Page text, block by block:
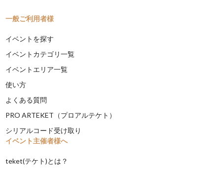
一般ご利用者様
イベントを探す
イベントカテゴリ一覧
イベントエリア一覧
使い方
よくある質問
PRO ARTEKET（プロアルテケト）
シリアルコード受け取り
イベント主催者様へ
teket(テケト)とは？